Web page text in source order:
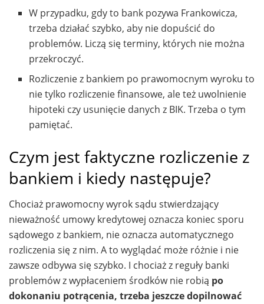
W przypadku, gdy to bank pozywa Frankowicza,
trzeba działać szybko, aby nie dopuścić do
problemów. Liczą się terminy, których nie można
przekroczyć.
Rozliczenie z bankiem po prawomocnym wyroku to
nie tylko rozliczenie finansowe, ale też uwolnienie
hipoteki czy usunięcie danych z BIK. Trzeba o tym
pamiętać.
Czym jest faktyczne rozliczenie z
bankiem i kiedy następuje?
Chociaż prawomocny wyrok sądu stwierdzający
nieważność umowy kredytowej oznacza koniec sporu
sądowego z bankiem, nie oznacza automatycznego
rozliczenia się z nim. A to wyglądać może różnie i nie
zawsze odbywa się szybko. I chociaż z reguły banki
problemów z wypłaceniem środków nie robią po
dokonaniu potrącenia, trzeba jeszcze dopilnować